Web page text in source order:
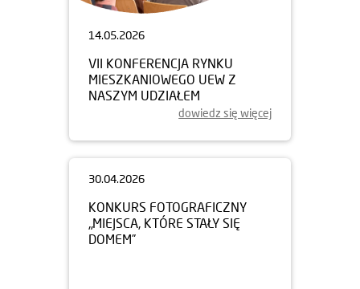
14.05.2026
VII KONFERENCJA RYNKU
MIESZKANIOWEGO UEW Z
NASZYM UDZIAŁEM
dowiedz się więcej